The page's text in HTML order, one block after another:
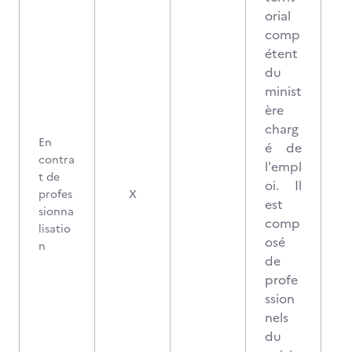
En
contra
t de
profes
sionna
lisatio
n
X
orial
comp
étent
du
minist
ère
charg
é de
l'empl
oi. Il
est
comp
osé
de
profe
ssion
nels
du